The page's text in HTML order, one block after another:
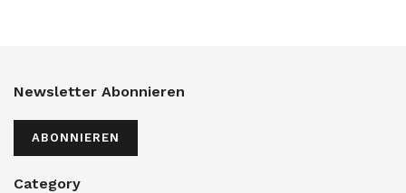
Newsletter Abonnieren
ABONNIEREN
Category